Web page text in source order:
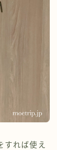
すれば使え